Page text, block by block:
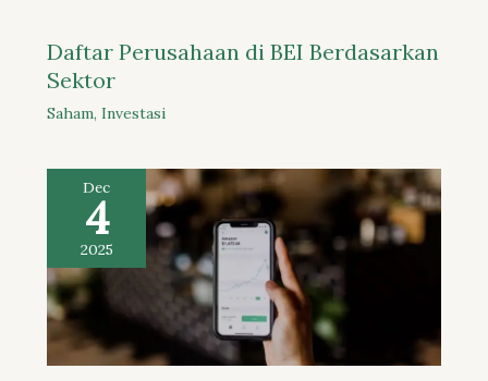
Daftar Perusahaan di BEI Berdasarkan
Sektor
Saham, Investasi
Dec
4
2025